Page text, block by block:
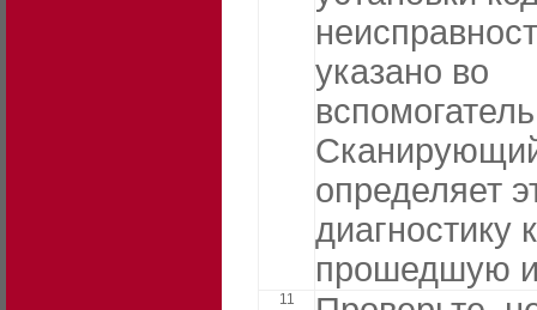
указано во
определяет
диагностику
прошедшую
11